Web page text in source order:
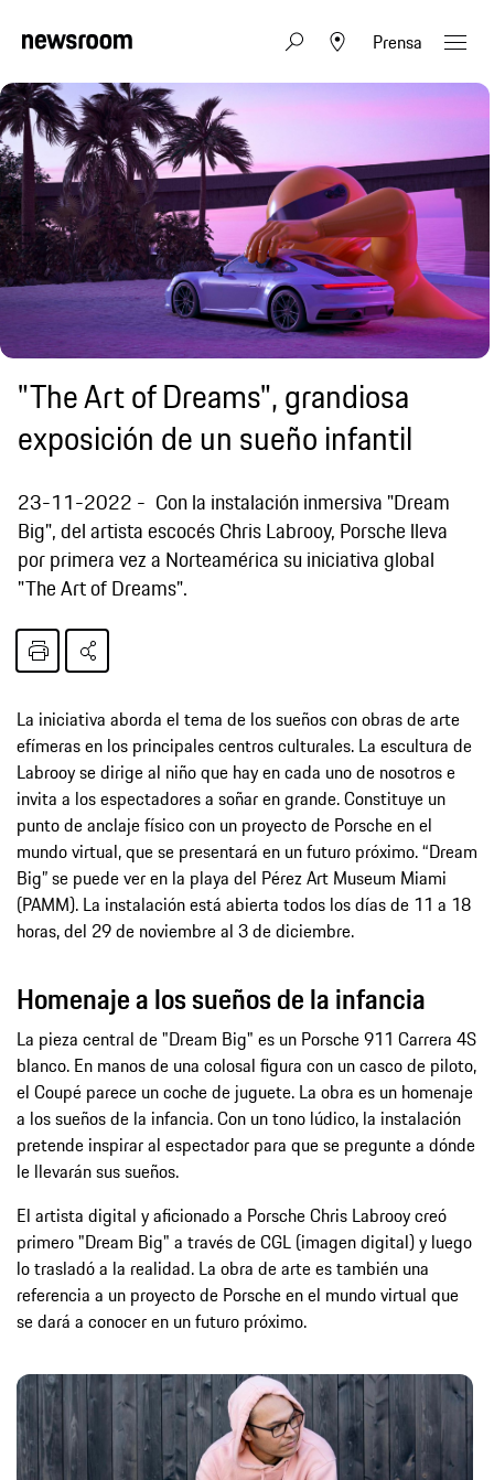
Prensa
"The Art of Dreams", grandiosa
exposición de un sueño infantil
23-11-2022
Con la instalación inmersiva "Dream
Big", del artista escocés Chris Labrooy, Porsche lleva
por primera vez a Norteamérica su iniciativa global
"The Art of Dreams".
La iniciativa aborda el tema de los sueños con obras de arte
efímeras en los principales centros culturales. La escultura de
Labrooy se dirige al niño que hay en cada uno de nosotros e
invita a los espectadores a soñar en grande. Constituye un
punto de anclaje físico con un proyecto de Porsche en el
mundo virtual, que se presentará en un futuro próximo. “Dream
Big” se puede ver en la playa del Pérez Art Museum Miami
(PAMM). La instalación está abierta todos los días de 11 a 18
horas, del 29 de noviembre al 3 de diciembre.
Homenaje a los sueños de la infancia
La pieza central de "Dream Big" es un Porsche 911 Carrera 4S
blanco. En manos de una colosal figura con un casco de piloto,
el Coupé parece un coche de juguete. La obra es un homenaje
a los sueños de la infancia. Con un tono lúdico, la instalación
pretende inspirar al espectador para que se pregunte a dónde
le llevarán sus sueños.
El artista digital y aficionado a Porsche Chris Labrooy creó
primero "Dream Big" a través de CGL (imagen digital) y luego
lo trasladó a la realidad. La obra de arte es también una
referencia a un proyecto de Porsche en el mundo virtual que
se dará a conocer en un futuro próximo.